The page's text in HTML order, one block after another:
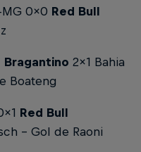
0x0 Red Bull
Bragantino 2x1 Bahia
Boateng
Red Bull
- Gol de Raoni